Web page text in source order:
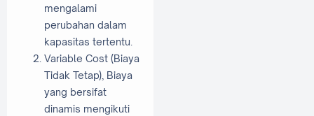
mengalami
perubahan dalam
kapasitas tertentu.
Variable Cost (Biaya
Tidak Tetap), Biaya
yang bersifat
dinamis mengikuti